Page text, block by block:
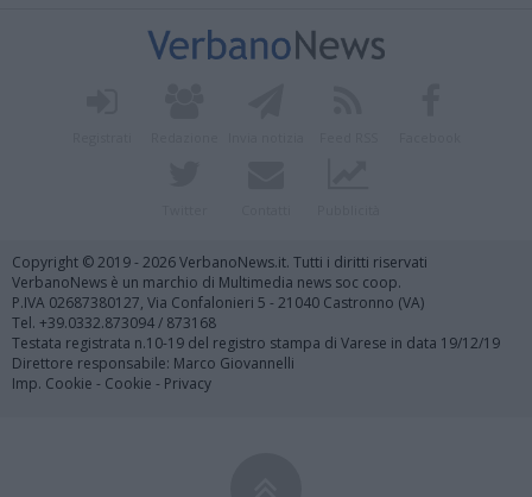
Copyright © 2019 - 2026 VerbanoNews.it. Tutti i diritti riservati
VerbanoNews è un marchio di Multimedia news soc coop.
P.IVA 02687380127, Via Confalonieri 5 - 21040 Castronno (VA)
Tel. +39.0332.873094 / 873168
Testata registrata n.10-19 del registro stampa di Varese in data 19/12/19
Direttore responsabile: Marco Giovannelli
Imp. Cookie - Cookie - Privacy